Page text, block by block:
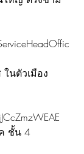
นตัวเมือง
ชั้น 4